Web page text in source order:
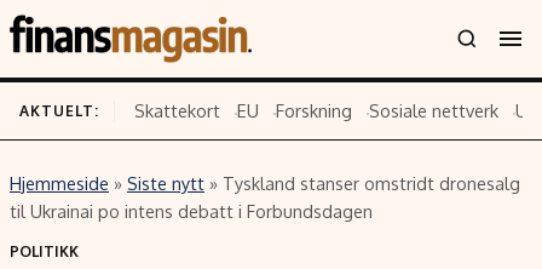
Innhold
Siste nytt
Emner
AKTUELT: Skattekort EU Forskning Sosiale nettverk
Hjemmeside » Siste nytt » Tyskland stanser omstridt dronesalg
til Ukrainai po intens debatt i Forbundsdagen
POLITIKK